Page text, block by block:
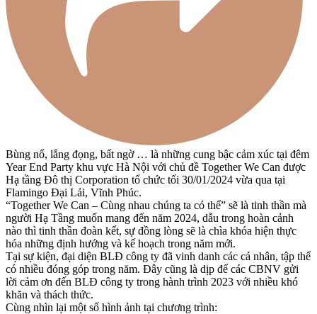
Bùng nổ, lắng đọng, bất ngờ … là những cung bậc cảm xúc tại đêm
Year End Party khu vực Hà Nội với chủ đề Together We Can được
Hạ tầng Đô thị Corporation tổ chức tối 30/01/2024 vừa qua tại
Flamingo Đại Lải, Vĩnh Phúc.
“Together We Can – Cùng nhau chúng ta có thể” sẽ là tinh thần mà
người Hạ Tầng muốn mang đến năm 2024, dẫu trong hoàn cảnh
nào thì tinh thần đoàn kết, sự đồng lòng sẽ là chìa khóa hiện thực
hóa những định hướng và kế hoạch trong năm mới.
Tại sự kiện, đại diện BLĐ công ty đã vinh danh các cá nhân, tập thể
có nhiều đóng góp trong năm. Đây cũng là dịp để các CBNV gửi
lời cảm ơn đến BLĐ công ty trong hành trình 2023 với nhiều khó
khăn và thách thức.
Cùng nhìn lại một số hình ảnh tại chương trình: